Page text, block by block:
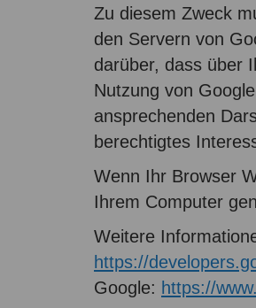
Zu diesem Zweck
den Servern von
darüber, dass über
Nutzung von
ansprechenden
berechtigtes
Wenn Ihr Browser
Ihrem Computer
Weitere
https://
Google: https://